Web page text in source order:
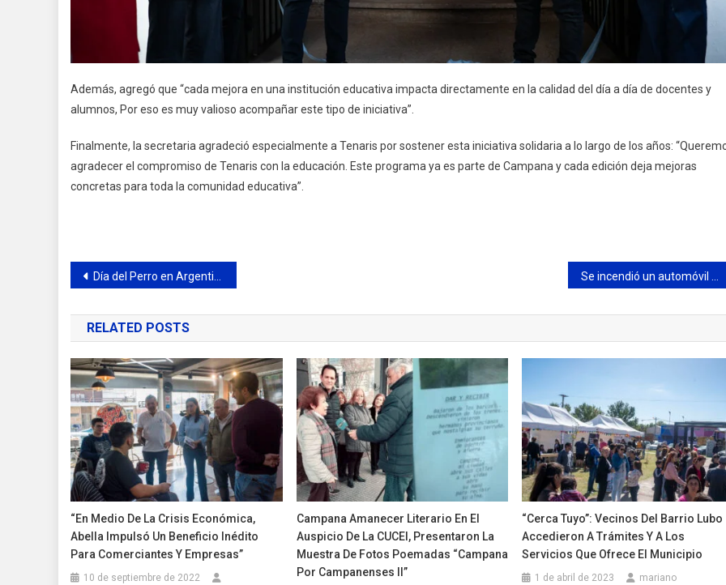
Además, agregó que “cada mejora en una institución educativa impacta directamente en la calidad del día a día de docentes y
alumnos, Por eso es muy valioso acompañar este tipo de iniciativa”.
Finalmente, la secretaria agradeció especialmente a Tenaris por sostener esta iniciativa solidaria a lo largo de los años:
agradecer el compromiso de Tenaris con la educación. Este programa ya es parte de Campana y cada edición deja mejoras
concretas para toda la comunidad educativa”.
Navegación
de
entradas
Día del Perro en Argentina: por qué se celebra cada 2 de junio
RELATED POSTS
“En Medio De La Crisis Económica,
Abella Impulsó Un Beneficio Inédito
Para Comerciantes Y Empresas”
10 de septiembre de 2022
Campana Amanecer Literario En El
Auspicio De La CUCEI, Presentaron La
Muestra De Fotos Poemadas “Campana
Por Campanenses II”
“Cerca Tuyo”: Vecinos Del Barrio Lubo
Accedieron A Trámites Y A Los
Servicios Que Ofrece El Municipio
1 de abril de 2023 mariano